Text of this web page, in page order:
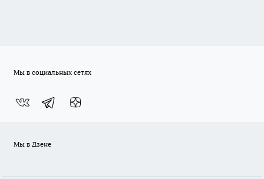
Мы в социальных сетях
Мы в Дзене